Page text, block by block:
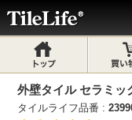
外壁タイル セラミッ
タイルライフ品番 :